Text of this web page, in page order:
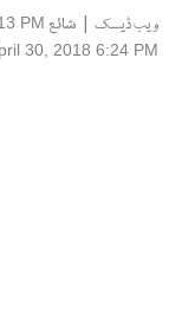
ویب ڈیسک | شائع PM
30, 2018 6:24 PM